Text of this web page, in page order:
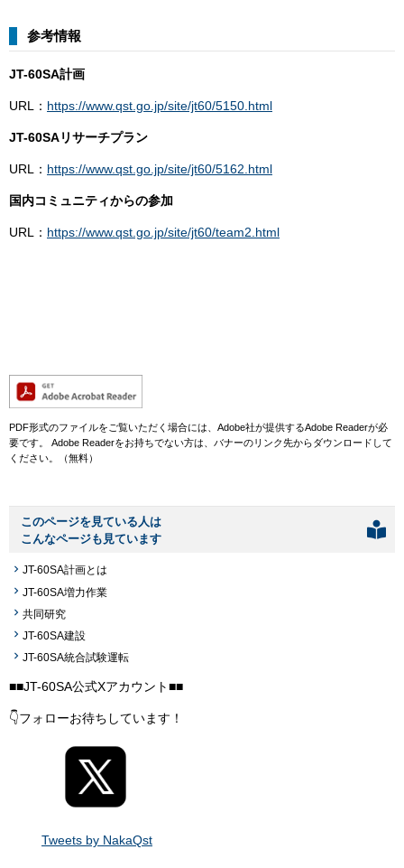
参考情報
JT-60SA計画
URL： https://www.qst.go.jp/site/jt60/5150.html
JT-60SAリサーチプラン
URL： https://www.qst.go.jp/site/jt60/5162.html
国内コミュニティからの参加
​URL： https://www.qst.go.jp/site/jt60/team2.html
PDF形式のファイルをご覧いただく場合には、Adobe社が提供するAdobe Readerが必
要です。
Adobe Readerをお持ちでない方は、バナーのリンク先からダウンロードして
ください。（無料）
このページを見ている人は
こんなページも見ています
JT-60SA計画とは
JT-60SA増力作業
共同研究
JT-60SA建設
JT-60SA統合試験運転
■■JT-60SA公式Xアカウント■■
👇フォローお待ちしています！
Tweets by NakaQst